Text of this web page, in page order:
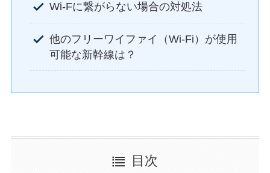
Wi-Fに繋がらない場合の対処法
他のフリーワイファイ（Wi-Fi）が使用
可能な新幹線は？
目次